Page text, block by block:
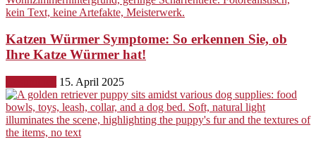
Katzen Würmer Symptome: So erkennen Sie, ob
Ihre Katze Würmer hat!
15. April 2025